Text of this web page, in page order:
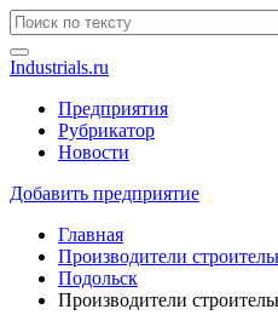
Industrials.ru
Предприятия
Рубрикатор
Новости
Добавить предприятие
Главная
Производители
Подольск
Производители